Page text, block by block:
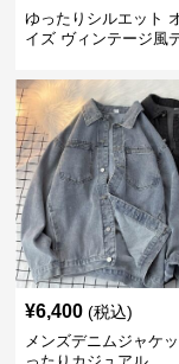
ゆったりシルエット
イズ ヴィンテージ風
¥6,400 (税込)
メンズデニムジャケ